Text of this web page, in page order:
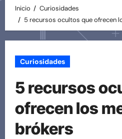
Inicio
Curiosidades
5 recursos ocultos que ofrecen
Curiosidades
5 recursos
ofrecen los
brókers